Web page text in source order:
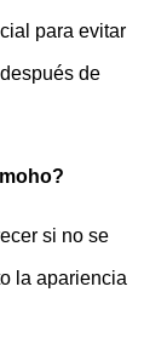
para evitar
de
si no se
la apariencia